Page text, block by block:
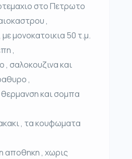
στο Πετρωτο
,
μονοκατοικια 50 τ.μ.
,
, σαλοκουζινα και
,
θερμανση και σομπα
, τα κουφωματα
αποθηκη , χωρις